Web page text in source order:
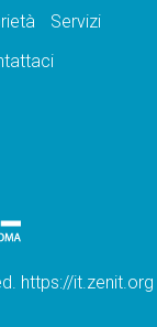
Servizi
https://it.zenit.org